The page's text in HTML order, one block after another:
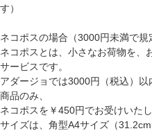
す）
ネコポスの場合（3000円未満で規
ネコポスとは、小さなお荷物を、
サービスです。
アダージョでは3000円（税込）
商品のみ、
ネコポスを￥450円でお受けいたし
サイズは、角型A4サイズ（